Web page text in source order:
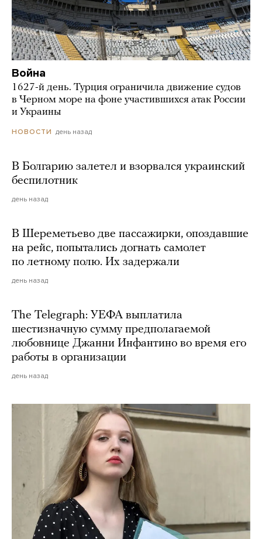
Война
1627-й день. Турция ограничила движение судов
в Черном море на фоне участившихся атак России
и Украины
НОВОСТИ день назад
В Болгарию залетел и взорвался украинский
беспилотник
день назад
В Шереметьево две пассажирки, опоздавшие
на рейс, попытались догнать самолет
по летному полю. Их задержали
день назад
The Telegraph: УЕФА выплатила
шестизначную сумму предполагаемой
любовнице Джанни Инфантино во время его
работы в организации
день назад